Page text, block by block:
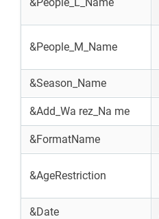
&People_M_Name
&Season_Name
&Add_Wa rez_Na me
&FormatName
&AgeRestriction
&Date